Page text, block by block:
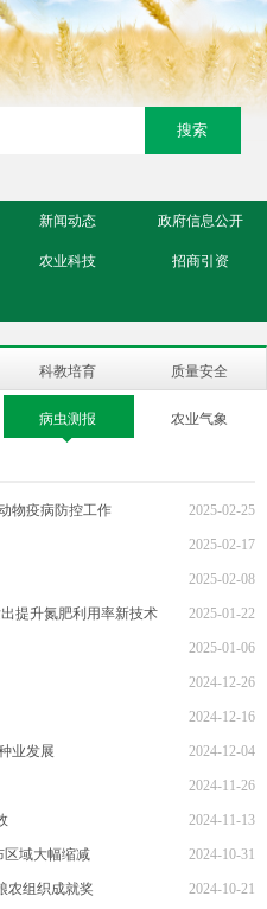
新闻动态 政府信息公开
农业科技 招商引资
科教培育 质量安全
病虫测报 农业气象
物疫病防控工作 2025-02-25
2025-02-17
2025-02-08
提升氮肥利用率新技术 2025-01-22
2025-01-06
2024-12-26
2024-12-16
业发展 2024-12-04
2024-11-26
2024-11-13
区域大幅缩减 2024-10-31
农组织成就奖
2024-10-21